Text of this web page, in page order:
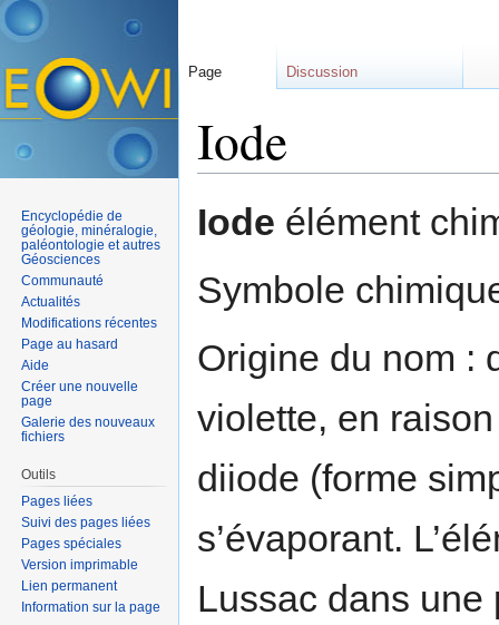
Iode
Iode élément
Symbole
Origine du nom :
violette, en
diiode (forme
s’évaporant.
Lussac dans une
Page Discussion
Encyclopédie de
géologie, minéralogie,
paléontologie et autres
Géosciences
Communauté
Actualités
Modifications récentes
Page au hasard
Aide
Créer une nouvelle
page
Galerie des nouveaux
fichiers
Outils
Pages liées
Suivi des pages liées
Pages spéciales
Version imprimable
Lien permanent
Information sur la page